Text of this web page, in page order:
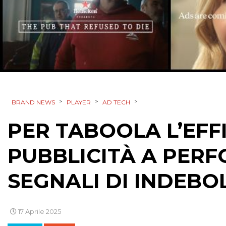
BRAND NEWS > PLAYER > AD TECH >
PER TABOOLA
PUBBLICITÀ A
SEGNALI DI
17 Aprile 2025